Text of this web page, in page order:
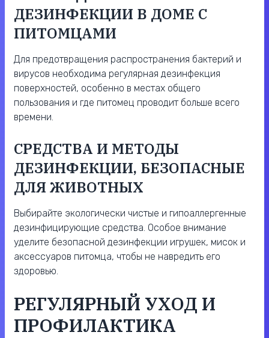
ДЕЗИНФЕКЦИИ В ДОМЕ С
ПИТОМЦАМИ
Для предотвращения распространения бактерий и
вирусов необходима регулярная дезинфекция
поверхностей, особенно в местах общего
пользования и где питомец проводит больше всего
времени.
СРЕДСТВА И МЕТОДЫ
ДЕЗИНФЕКЦИИ, БЕЗОПАСНЫЕ
ДЛЯ ЖИВОТНЫХ
Выбирайте экологически чистые и гипоаллергенные
дезинфицирующие средства. Особое внимание
уделите безопасной дезинфекции игрушек, мисок и
аксессуаров питомца, чтобы не навредить его
здоровью.
РЕГУЛЯРНЫЙ УХОД И
ПРОФИЛАКТИКА